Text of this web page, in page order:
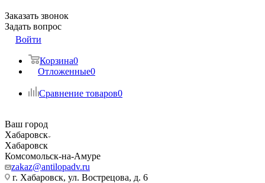
Заказать звонок
Задать вопрос
Войти
Корзина0
Отложенные0
Сравнение товаров0
Ваш город
Хабаровск
Хабаровск
Комсомольск-на-Амуре
zakaz@antilopadv.ru
г. Хабаровск, ул. Вострецова, д. 6